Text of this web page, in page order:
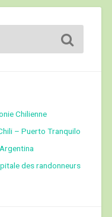
Chilienne
– Puerto Tranquilo
des randonneurs